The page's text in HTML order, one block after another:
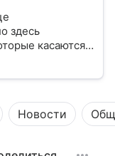
здесь
касаются
и
Новости